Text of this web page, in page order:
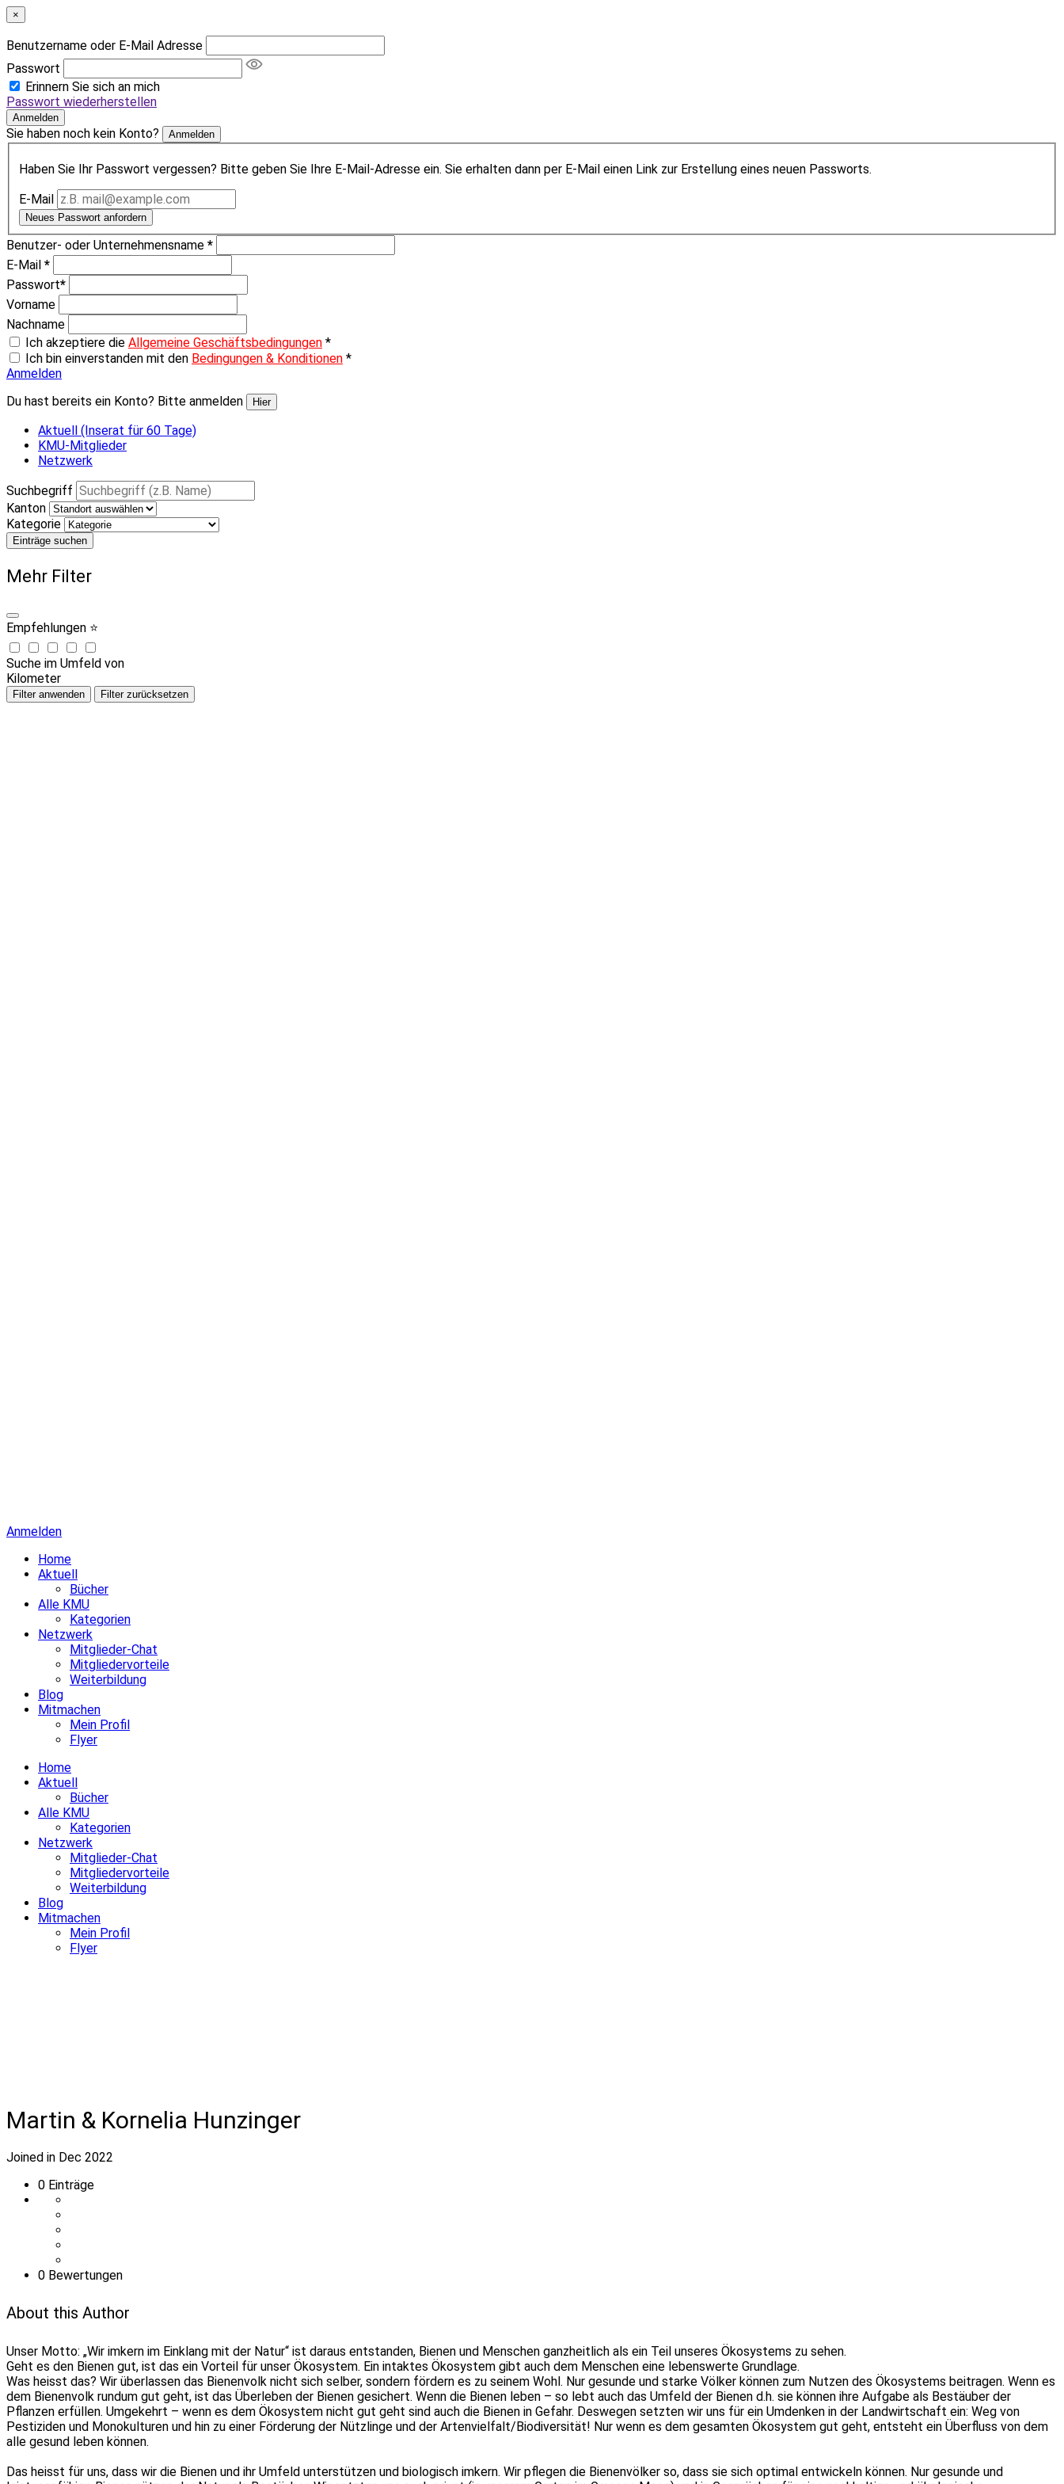
×
Benutzername oder E-Mail Adresse
Passwort
Erinnern Sie sich an mich
Passwort wiederherstellen
Anmelden
Sie haben noch kein Konto? Anmelden
Haben Sie Ihr Passwort vergessen? Bitte geben Sie Ihre E-Mail-Adresse ein. Sie erhalten dann per E-Mail einen Link zur Erstellung eines neuen Passworts.
E-Mail
Neues Passwort anfordern
Benutzer- oder Unternehmensname *
E-Mail *
Passwort*
Vorname
Nachname
Ich akzeptiere die Allgemeine Geschäftsbedingungen *
Ich bin einverstanden mit den Bedingungen & Konditionen *
Anmelden
Du hast bereits ein Konto? Bitte anmelden
Hier
Aktuell (Inserat für 60 Tage)
KMU-Mitglieder
Netzwerk
Suchbegriff
Kanton
Kategorie
Einträge suchen
Mehr Filter
Empfehlungen ⭐
Suche im Umfeld von
Kilometer
Filter anwenden Filter zurücksetzen
Anmelden
Home
Aktuell
Bücher
Alle KMU
Kategorien
Netzwerk
Mitglieder-Chat
Mitgliedervorteile
Weiterbildung
Blog
Mitmachen
Mein Profil
Flyer
Home
Aktuell
Bücher
Alle KMU
Kategorien
Netzwerk
Mitglieder-Chat
Mitgliedervorteile
Weiterbildung
Blog
Mitmachen
Mein Profil
Flyer
Martin & Kornelia Hunzinger
Joined in Dec 2022
0 Einträge
0 Bewertungen
About this Author
Unser Motto: „Wir imkern im Einklang mit der Natur“ ist daraus entstanden, Bienen und Menschen ganzheitlich als ein Teil unseres Ökosystems zu sehen.
Geht es den Bienen gut, ist das ein Vorteil für unser Ökosystem. Ein intaktes Ökosystem gibt auch dem Menschen eine lebenswerte Grundlage.
Was heisst das? Wir überlassen das Bienenvolk nicht sich selber, sondern fördern es zu seinem Wohl. Nur gesunde und starke Völker können zum Nutzen des Ökosystems beitragen. Wenn es
dem Bienenvolk rundum gut geht, ist das Überleben der Bienen gesichert. Wenn die Bienen leben – so lebt auch das Umfeld der Bienen d.h. sie können ihre Aufgabe als Bestäuber der
Pflanzen erfüllen. Umgekehrt – wenn es dem Ökosystem nicht gut geht sind auch die Bienen in Gefahr. Deswegen setzten wir uns für ein Umdenken in der Landwirtschaft ein: Weg von
Pestiziden und Monokulturen und hin zu einer Förderung der Nützlinge und der Artenvielfalt/Biodiversität! Nur wenn es dem gesamten Ökosystem gut geht, entsteht ein Überfluss von dem
alle gesund leben können.
Das heisst für uns, dass wir die Bienen und ihr Umfeld unterstützen und biologisch imkern. Wir pflegen die Bienenvölker so, dass sie sich optimal entwickeln können. Nur gesunde und